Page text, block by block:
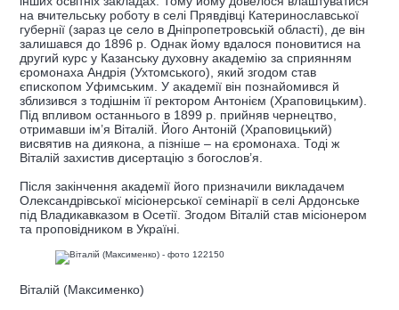
на вчительську роботу в селі Прявдівці Катеринославської
губернії (зараз це село в Дніпропетровській області), де він
залишався до 1896 р. Однак йому вдалося поновитися на
другий курс у Казанську духовну академію за сприянням
єромонаха Андрія (Ухтомського), який згодом став
єпископом Уфимським. У академії він познайомився й
зблизився з тодішнім її ректором Антонієм (Храповицьким).
Під впливом останнього в 1899 р. прийняв чернецтво,
отримавши ім’я Віталій. Його Антоній (Храповицький)
висвятив на диякона, а пізніше – на єромонаха. Тоді ж
Віталій захистив дисертацію з богослов’я.
Після закінчення академії його призначили викладачем
Олександрівської місіонерської семінарії в селі Ардонське
під Владикавказом в Осетії. Згодом Віталій став місіонером
та проповідником в Україні.
Віталій (Максименко)